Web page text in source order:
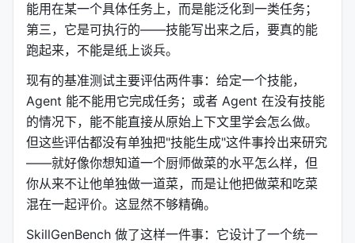
能用在某一个具体任务上，而是能泛化到一类任务；
第三，它是可执行的——技能写出来之后，要真的能
跑起来，不能是纸上谈兵。
现有的基准测试主要评估两件事：给定一个技能，
Agent 能不能用它完成任务；或者 Agent 在没有技能
的情况下，能不能直接从原始上下文里学会怎么做。
但这些评估都没有单独把"技能生成"这件事拎出来研究
——就好像你想知道一个厨师做菜的水平怎么样，但
你从来不让他单独做一道菜，而是让他把做菜和吃菜
混在一起评价。这显然不够精确。
SkillGenBench 做了这样一件事：它设计了一个统一